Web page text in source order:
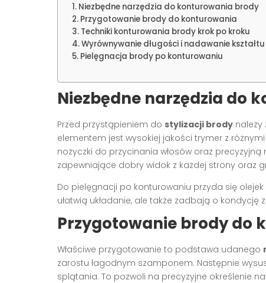
Niezbędne narzędzia do konturowania brody
Przygotowanie brody do konturowania
Techniki konturowania brody krok po kroku
Wyrównywanie długości i nadawanie kształtu
Pielęgnacja brody po konturowaniu
Niezbędne narzędzia do
Przed przystąpieniem do stylizacji brody
elementem jest wysokiej jakości trymer z
nożyczki do przycinania włosów oraz
zapewniające dobry widok z każdej strony oraz
Do pielęgnacji po konturowaniu przyda się
ułatwią układanie, ale także zadbają o kondycję
Przygotowanie brody do
Właściwe przygotowanie to podstawa udanego
zarostu łagodnym szamponem. Następnie
splątania. To pozwoli na precyzyjne określenie